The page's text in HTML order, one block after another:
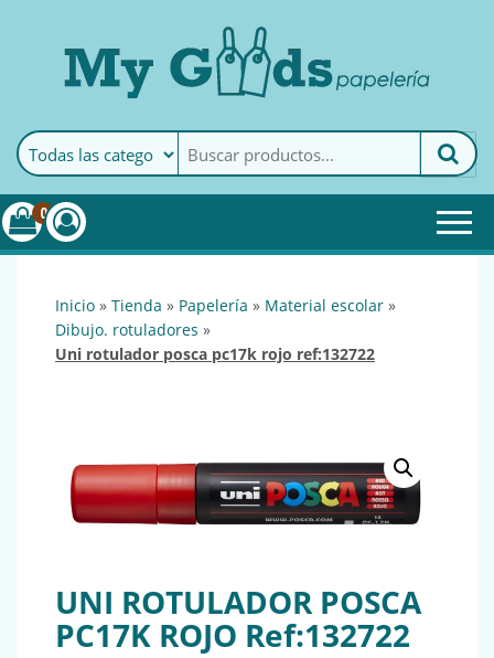
MyGoods · PapeleríaMy Goods es tu papelería
online de confianza. Podrás
encontrar todo lo necesario
0
inicio » tienda » papelería » material escolar »
dibujo. rotuladores »
uni rotulador posca pc17k rojo ref:132722
UNI ROTULADOR POSCA
PC17K ROJO Ref:132722